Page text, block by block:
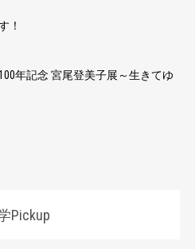
！
年記念 宮尾登美子展～生きてゆ
Pickup